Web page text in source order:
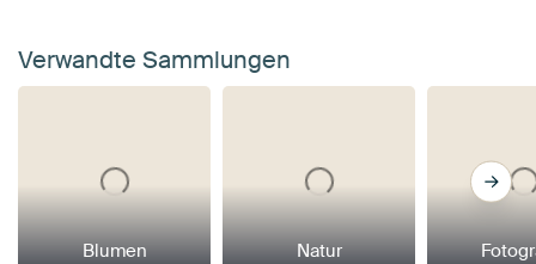
Verwandte Sammlungen
Blumen Natur